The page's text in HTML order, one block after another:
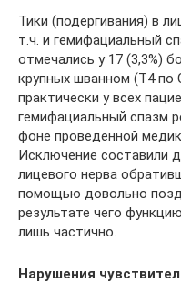
Тики (подергивания) в
т.ч. и гемифациальный
отмечались у 17 (3,3%)
крупных шванном (Т4 по
практически у всех
гемифациальный спазм
фоне проведенной
Исключение составили
лицевого нерва
помощью довольно
результате чего
лишь частично.
Нарушения